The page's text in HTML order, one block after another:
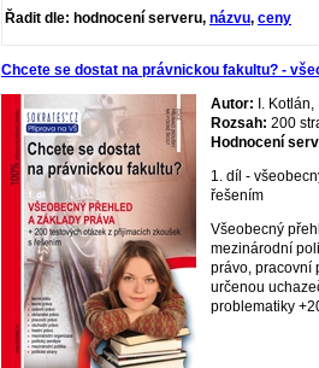
Řadit dle: hodnocení serveru, názvu, ceny
Chcete se dostat na právnickou fakultu? -
Autor: I.
Rozsah: 200
Hodnocení
1. díl -
řešením
Všeobecný
mezinárodní
právo, pracovní
určenou
problematiky